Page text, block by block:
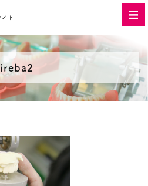
ireba2